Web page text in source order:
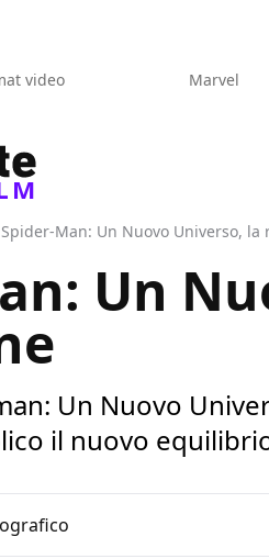
video Marvel
Spider-Man: Un Nuovo Universo, la
Un
Un Nuovo
il nuovo